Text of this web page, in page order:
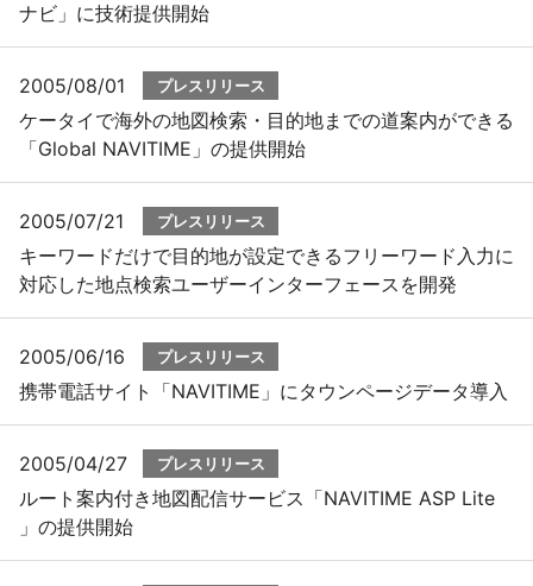
ナビ」に技術提供開始
2005/08/01 プレスリリース
ケータイで海外の地図検索・目的地までの道案内ができる
「Global NAVITIME」の提供開始
2005/07/21 プレスリリース
キーワードだけで目的地が設定できるフリーワード入力に
対応した地点検索ユーザーインターフェースを開発
2005/06/16 プレスリリース
携帯電話サイト「NAVITIME」にタウンページデータ導入
2005/04/27 プレスリリース
ルート案内付き地図配信サービス「NAVITIME ASP Lite
」の提供開始